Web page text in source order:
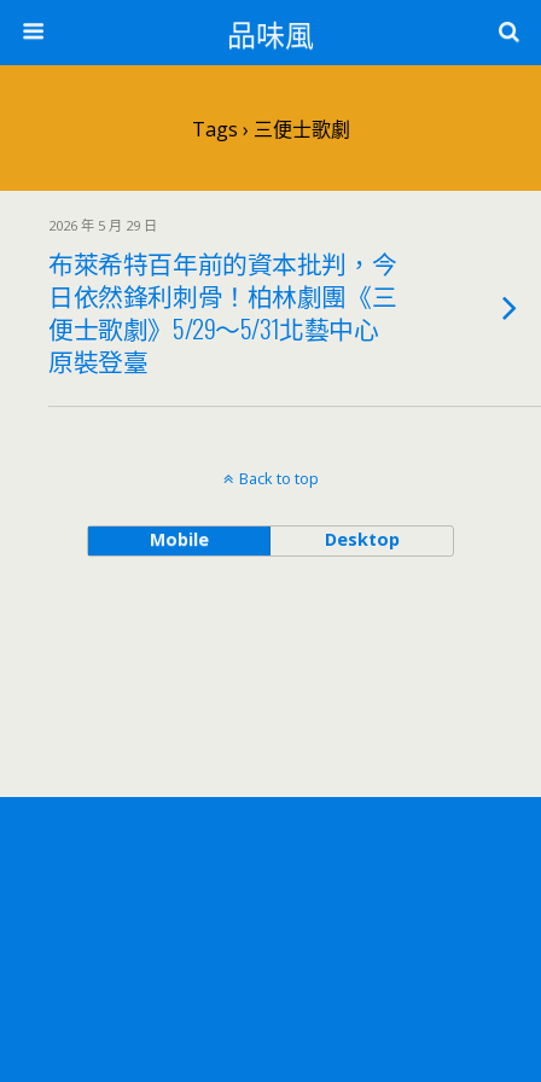
品味風
Tags › 三便士歌劇
2026 年 5 月 29 日
布萊希特百年前的資本批判，今
日依然鋒利刺骨！柏林劇團《三
便士歌劇》5/29～5/31北藝中心
原裝登臺
Back to top
Mobile Desktop